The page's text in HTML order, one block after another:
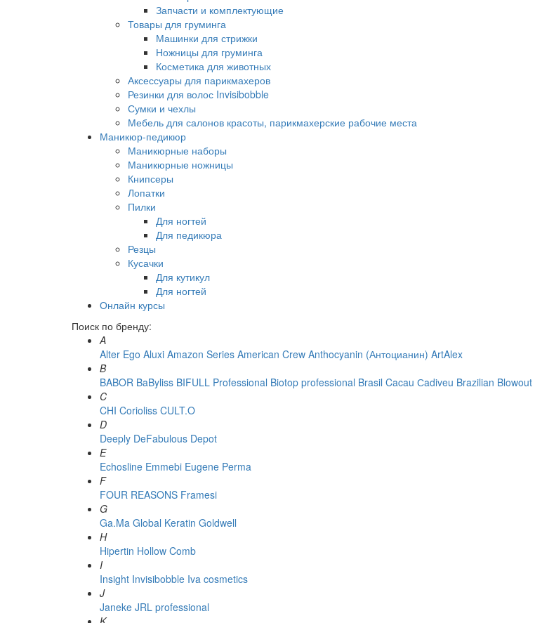
Запчасти и комплектующие
Товары для груминга
Машинки для стрижки
Ножницы для груминга
Косметика для животных
Аксессуары для парикмахеров
Резинки для волос Invisibobble
Сумки и чехлы
Мебель для салонов красоты, парикмахерские рабочие места
Маникюр-педикюр
Маникюрные наборы
Маникюрные ножницы
Книпсеры
Лопатки
Пилки
Для ногтей
Для педикюра
Резцы
Кусачки
Для кутикул
Для ногтей
Онлайн курсы
Поиск по бренду:
A
Alter Ego Aluxi Amazon Series American Crew Anthocyanin (Антоцианин) ArtAlex
B
BABOR BaByliss BIFULL Professional Biotop professional Brasil Cacau Сadiveu Brazilian Blowout
C
CHI Corioliss CULT.O
D
Deeply DeFabulous Depot
E
Echosline Emmebi Eugene Perma
F
FOUR REASONS Framesi
G
Ga.Ma Global Keratin Goldwell
H
Hipertin Hollow Comb
I
Insight Invisibobble Iva cosmetics
J
Janeke JRL professional